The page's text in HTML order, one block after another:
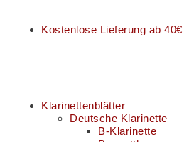
Kostenlose Lieferung ab 40€
Klarinettenblätter
Deutsche Klarinette
B-Klarinette